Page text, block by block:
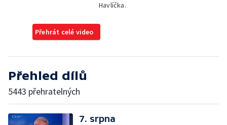
Havlíčka.
Přehrát celé video
Přehled dílů
5443 přehratelných
7. srpna